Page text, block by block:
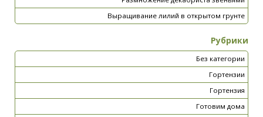
Выращивание лилий в открытом грунте
Рубрики
Без категории
Гортензии
Гортензия
Готовим дома